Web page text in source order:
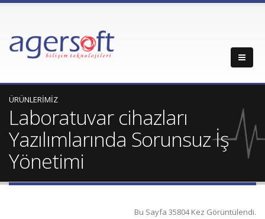
ÜRÜNLERİMİZ
Laboratuvar cihazları
Yazılımlarında Sorunsuz İş
Yönetimi
Bu Sayfa 35804 Kez Görüntülendi.